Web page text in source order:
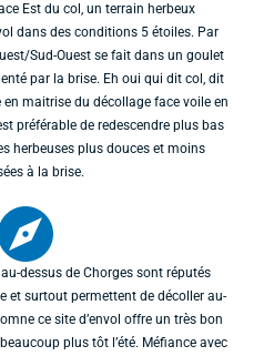
Est du col, un terrain herbeux
dans des conditions 5 étoiles. Par
Sud-Ouest se fait dans un goulet
par la brise. Eh oui qui dit col, dit
en maitrise du décollage face voile en
préférable de redescendre plus bas
herbeuses plus douces et moins
à la brise.
dessus de Chorges sont réputés
et surtout permettent de décoller au-
ce site d’envol offre un très bon
plus tôt l’été. Méfiance avec